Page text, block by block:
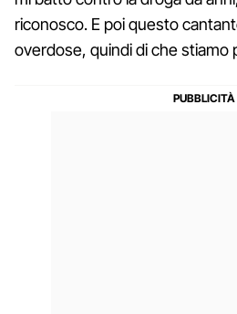
riconosco. E poi questo
overdose, quindi di che stiamo